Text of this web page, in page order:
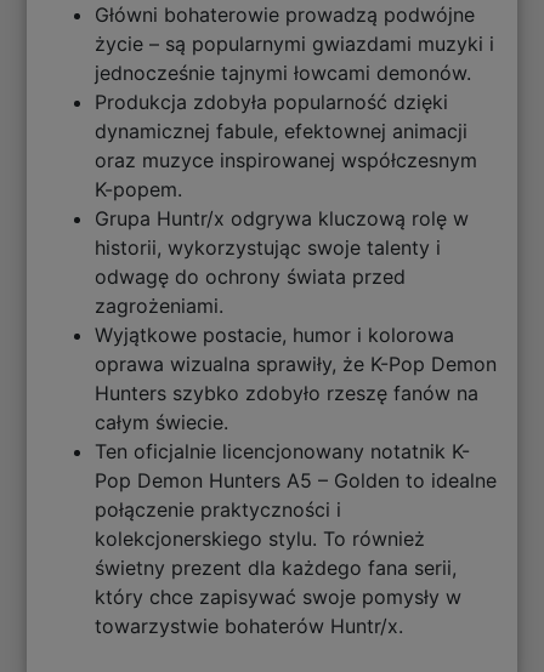
Główni bohaterowie prowadzą podwójne
życie – są popularnymi gwiazdami muzyki i
jednocześnie tajnymi łowcami demonów.
Produkcja zdobyła popularność dzięki
dynamicznej fabule, efektownej animacji
oraz muzyce inspirowanej współczesnym
K-popem.
Grupa Huntr/x odgrywa kluczową rolę w
historii, wykorzystując swoje talenty i
odwagę do ochrony świata przed
zagrożeniami.
Wyjątkowe postacie, humor i kolorowa
oprawa wizualna sprawiły, że K-Pop Demon
Hunters szybko zdobyło rzeszę fanów na
całym świecie.
Ten oficjalnie licencjonowany notatnik K-
Pop Demon Hunters A5 – Golden to idealne
połączenie praktyczności i
kolekcjonerskiego stylu. To również
świetny prezent dla każdego fana serii,
który chce zapisywać swoje pomysły w
towarzystwie bohaterów Huntr/x.